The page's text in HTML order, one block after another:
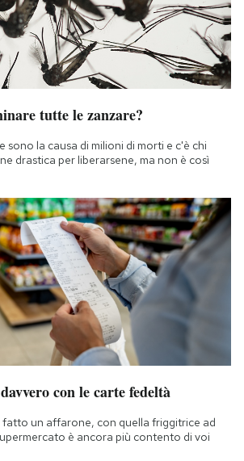
tutte le zanzare?
sono la causa di milioni di morti e c'è chi
drastica per liberarsene, ma non è così
con le carte fedeltà
fatto un affarone, con quella friggitrice ad
è ancora più contento di voi